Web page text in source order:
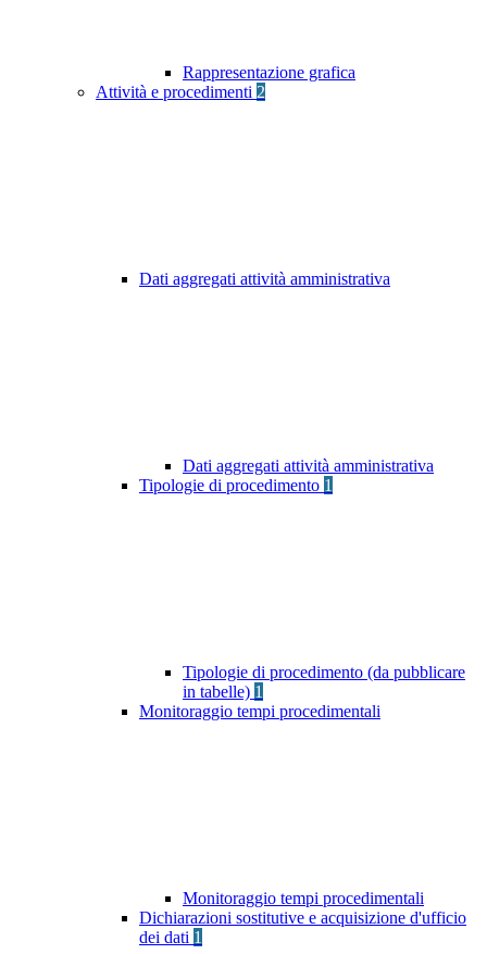
Rappresentazione grafica
Attività e procedimenti 2
Dati aggregati attività amministrativa
Dati aggregati attività amministrativa
Tipologie di procedimento 1
Tipologie di procedimento (da pubblicare
in tabelle) 1
Monitoraggio tempi procedimentali
Monitoraggio tempi procedimentali
Dichiarazioni sostitutive e acquisizione d'ufficio
dei dati 1